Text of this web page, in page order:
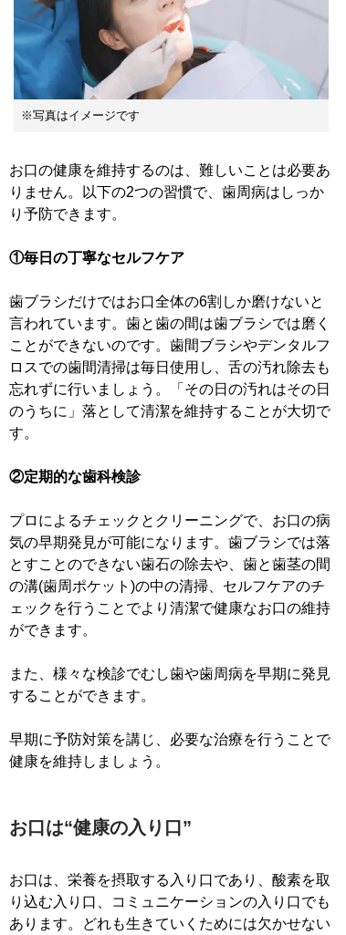
※写真はイメージです
お口の健康を維持するのは、難しいことは必要あ
りません。以下の2つの習慣で、歯周病はしっか
り予防できます。
①毎日の丁寧なセルフケア
歯ブラシだけではお口全体の6割しか磨けないと
言われています。歯と歯の間は歯ブラシでは磨く
ことができないのです。歯間ブラシやデンタルフ
ロスでの歯間清掃は毎日使用し、舌の汚れ除去も
忘れずに行いましょう。「その日の汚れはその日
のうちに」落として清潔を維持することが大切で
す。
②定期的な歯科検診
プロによるチェックとクリーニングで、お口の病
気の早期発見が可能になります。歯ブラシでは落
とすことのできない歯石の除去や、歯と歯茎の間
の溝(歯周ポケット)の中の清掃、セルフケアのチ
ェックを行うことでより清潔で健康なお口の維持
ができます。
また、様々な検診でむし歯や歯周病を早期に発見
することができます。
早期に予防対策を講じ、必要な治療を行うことで
健康を維持しましょう。
お口は“健康の入り口”
お口は、栄養を摂取する入り口であり、酸素を取
り込む入り口、コミュニケーションの入り口でも
あります。どれも生きていくためには欠かせない